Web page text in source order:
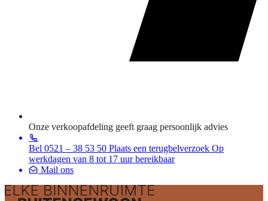
Onze verkoopafdeling geeft graag persoonlijk advies
Bel 0521 – 38 53 50 Plaats een terugbelverzoek Op
werkdagen van 8 tot 17 uur bereikbaar
Mail ons